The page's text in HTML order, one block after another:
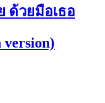
ด้วยมือเธอ